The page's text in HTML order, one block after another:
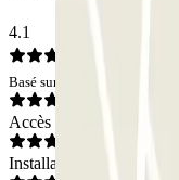
4.1
Basé sur 26 avis
Accès
Installations